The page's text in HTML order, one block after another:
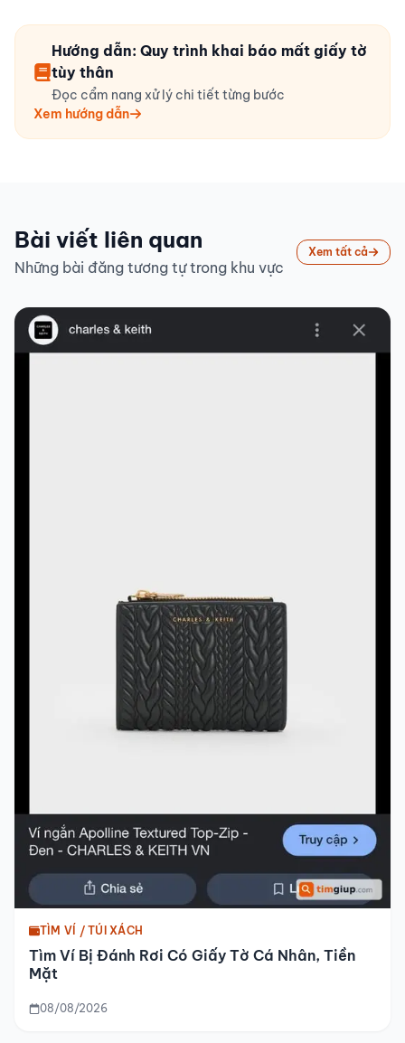
Hướng dẫn: Quy trình khai báo mất giấy tờ
tùy thân
Đọc cẩm nang xử lý chi tiết từng bước
Xem hướng dẫn
Bài viết liên quan
Những bài đăng tương tự trong khu vực
Xem tất cả
TÌM VÍ / TÚI XÁCH
Tìm Ví Bị Đánh Rơi Có Giấy Tờ Cá Nhân, Tiền
Mặt
08/08/2026